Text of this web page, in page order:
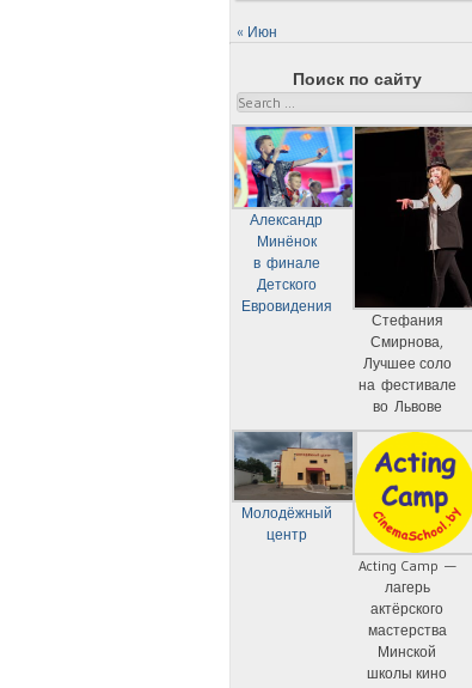
« Июн
Поиск по сайту
Search
Александр
Минёнок
в финале
Детского
Евровидения
Стефания
Смирнова,
Лучшее соло
на фестивале
во Львове
Молодёжный
центр
Acting Camp —
лагерь
актёрского
мастерства
Минской
школы кино